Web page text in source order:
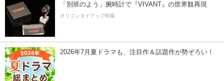
「別班のよう」腕時計で『VIVANT』の世界観再現
オリコンタイアップ特集
2026年7月夏ドラマも、注目作＆話題作が勢ぞろい！